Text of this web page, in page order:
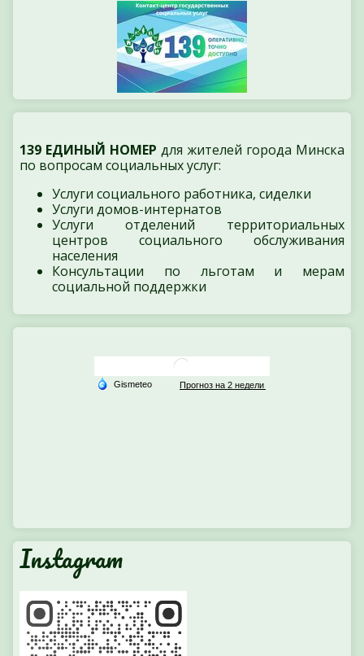
139 ЕДИНЫЙ НОМЕР для жителей города Минска
по вопросам социальных услуг:
Услуги социального работника, сиделки
Услуги домов-интернатов
Услуги отделений территориальных
центров социального обслуживания
населения
Консультации по льготам и мерам
социальной поддержки
Instagram